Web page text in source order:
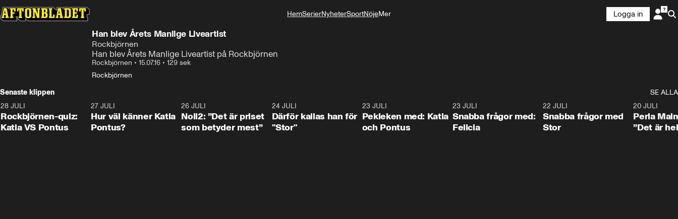
HemSerierNyheterSportNöjeMer
Logga in
Han blev Årets Manlige Liveartist
Rockbjörnen
Han blev Årets Manlige Liveartist på Rockbjörnen
Rockbjörnen • 15.07.16 • 129 sek
Rockbjörnen
Senaste klippen
SE ALLA
0:15
28 JULI
Rockbjörnen-quiz:
Katia VS Pontus
0:46
27 JULI
Hur väl känner Katia
Pontus?
26 JULI
Noll2: ”Det är priset
som betyder mest”
24 JULI
Därför kallas han för
"Stor"
23 JULI
Pekleken med: Katia
och Pontus
0:51
23 JULI
Snabba frågor med:
Felicia
0:52
22 JULI
Snabba frågor med
Stor
20 JULI
Perla
”Det är